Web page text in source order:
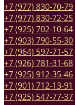
+7 (977) 830-70-79
+7 (977) 830-72-25
+7 (925) 702-10-64
+7 (903) 790-55-30
+7 (964) 597-71-57
+7 (926) 781-31-68
+7 (925) 912-35-46
+7 (901) 712-13-91
+7 (925) 547-77-37